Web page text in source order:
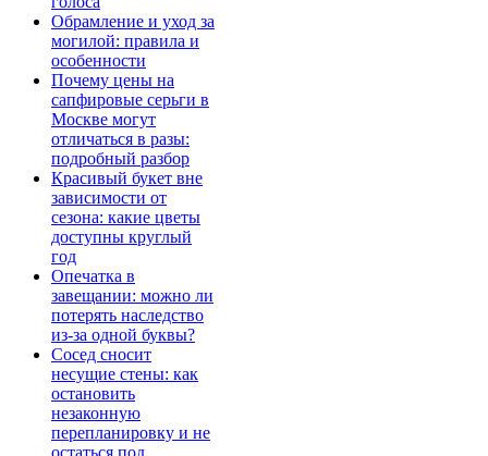
Обрамление и уход за
могилой: правила и
особенности
Почему цены на
сапфировые серьги в
Москве могут
отличаться в разы:
подробный разбор
Красивый букет вне
зависимости от
сезона: какие цветы
доступны круглый
год
Опечатка в
завещании: можно ли
потерять наследство
из-за одной буквы?
Сосед сносит
несущие стены: как
остановить
незаконную
перепланировку и не